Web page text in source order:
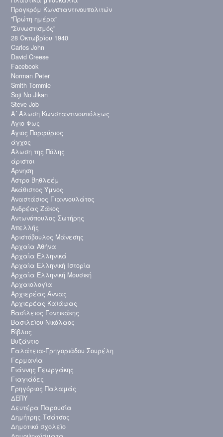
Προγκρόμ Κωνσταντινουπολιτών
"Πρώτη ημέρα"
"Συνωστισμός"
28 Οκτωβρίου 1940
Carlos John
David Creese
Facebook
Norman Peter
Smith Tommie
Soji No Jikan
Steve Job
Α´ Άλωση Κωνσταντινουπόλεως
Άγιο Φως
Άγιος Πορφύριος
άγχος
Άλωση της Πόλης
άριστοι
Άρνηση
Άστρο Βηθλεέμ
Ακάθιστος Ύμνος
Αναστάσιος Γιαννουλάτος
Ανδρέας Ζάκος
Αντωνόπουλος Σωτήρης
Απελλής
Αριστόβουλος Μάνεσης
Αρχαία Αθήνα
Αρχαία Ελληνικά
Αρχαία Ελληνική Ιστορία
Αρχαία Ελληνική Μουσική
Αρχαιολογία
Αρχιερέας Άννας
Αρχιερέας Καϊάφας
Βασίλειος Γοντικάκης
Βασιλείου Νικόλαος
Βίβλος
Βυζάντιο
Γαλάτεια-Γρηγοριἀδου Σουρέλη
Γερμανία
Γιάννης Γεωργάκης
Γιαγιάδες
Γρηγόριος Παλαμάς
ΔΕΠΥ
Δευτέρα Παρουσία
Δημήτρης Τσάτσος
Δημοτικό σχολείο